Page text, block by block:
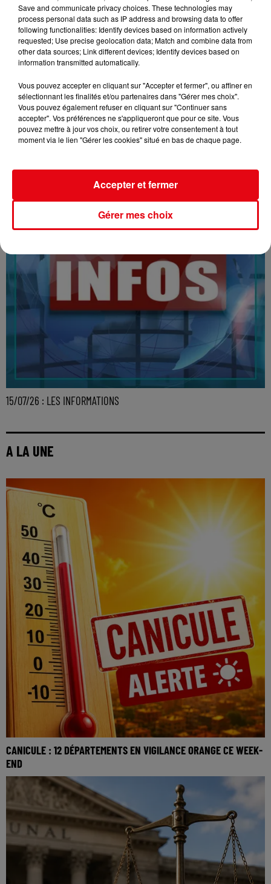
16/07/26 : LES INFORMATIONS
15/07/26 : LES INFORMATIONS
A LA UNE
CANICULE : 12 DÉPARTEMENTS EN VIGILANCE ORANGE CE WEEK-
END
Save and communicate privacy choices. These technologies may
process personal data such as IP address and browsing data to offer
following functionalities: Identify devices based on information actively
requested; Use precise geolocation data; Match and combine data from
other data sources; Link different devices; Identify devices based on
information transmitted automatically.
Vous pouvez accepter en cliquant sur "Accepter et fermer", ou affiner en
sélectionnant les finalités et/ou partenaires dans "Gérer mes choix".
Vous pouvez également refuser en cliquant sur "Continuer sans
accepter". Vos préférences ne s'appliqueront que pour ce site. Vous
pouvez mettre à jour vos choix, ou retirer votre consentement à tout
moment via le lien "Gérer les cookies" situé en bas de chaque page.
Gérer mes choix
Accepter et fermer